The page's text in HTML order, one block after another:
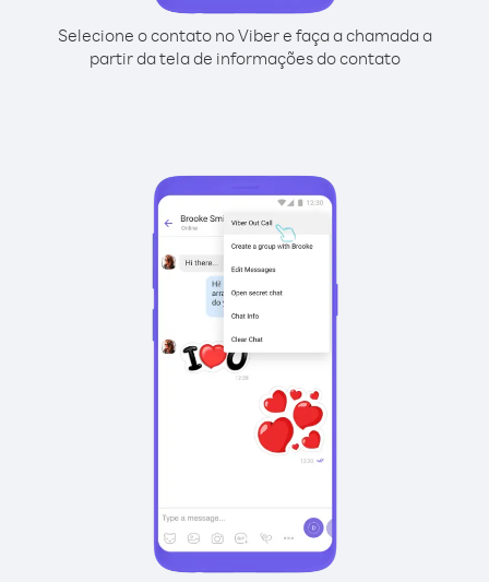
Selecione o contato no Viber e faça a chamada a
partir da tela de informações do contato